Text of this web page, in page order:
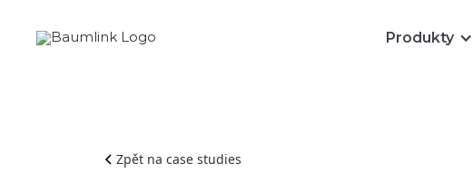
Produkty
Zpět na case studies